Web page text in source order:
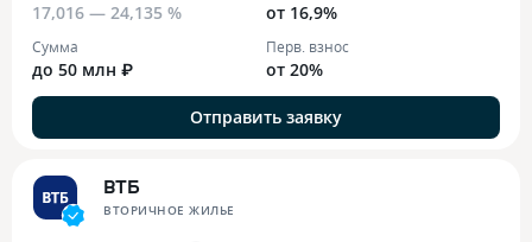
17,016 — 24,135 % от 16,9%
Сумма
до 50 млн ₽
Перв. взнос
от 20%
Отправить заявку
ВТБ
ВТОРИЧНОЕ ЖИЛЬЕ